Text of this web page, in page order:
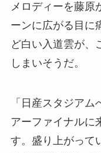
メロディーを藤原
ーンに広がる目に
ど白い入道雲が、
しまいそうだ。
「日産スタジア
アーファイナルに
す。盛り上がって